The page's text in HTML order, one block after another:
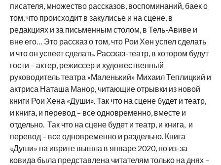
писателя, множество рассказов, воспоминаний, баек о
том, что происходит в закулисье и на сцене, в
редакциях и за письменным столом, в Тель-Авиве и
вне его… Это рассказ о том, что Рои Хен успел сделать
и что он успеет сделать. Рассказ-театр, в котором будут
гости – актер, режиссер и художественный
руководитель театра «Маленький» Михаил Теплицкий и
актриса Наташа Манор, читающие отрывки из новой
книги Рои Хена «Души». Так что на сцене будет и театр,
и книга, и перевод – все одновременно, вместе и
отдельно. Так что на сцене будет и театр, и книга, и
перевод – все одновременно и раздельно. Книга
«Души» на иврите вышла в январе 2020, но из-за
ковида была представлена читателям только на днях –